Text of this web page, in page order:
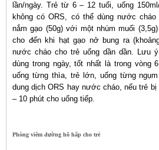
lần/ngày. Trẻ từ 6 – 12 tuổi, uống
không có ORS, có thể dùng nước
nắm gạo (50g) với một nhúm muối
cho đến khi hạt gạo nở bung ra
nước cháo cho trẻ uống dần dần. Lưu
dùng trong ngày, tốt nhất là trong vòng
uống từng thìa, trẻ lớn, uống từng
dung dịch ORS hay nước cháo, nếu trẻ
– 10 phút cho uống tiếp.
Phòng viêm đường hô hấp cho trẻ